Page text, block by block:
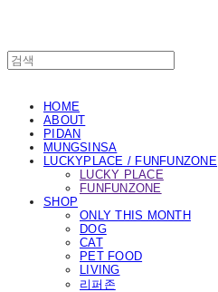
HOME
ABOUT
PIDAN
MUNGSINSA
LUCKYPLACE / FUNFUNZONE
LUCKY PLACE
FUNFUNZONE
SHOP
ONLY THIS MONTH
DOG
CAT
PET FOOD
LIVING
리퍼존